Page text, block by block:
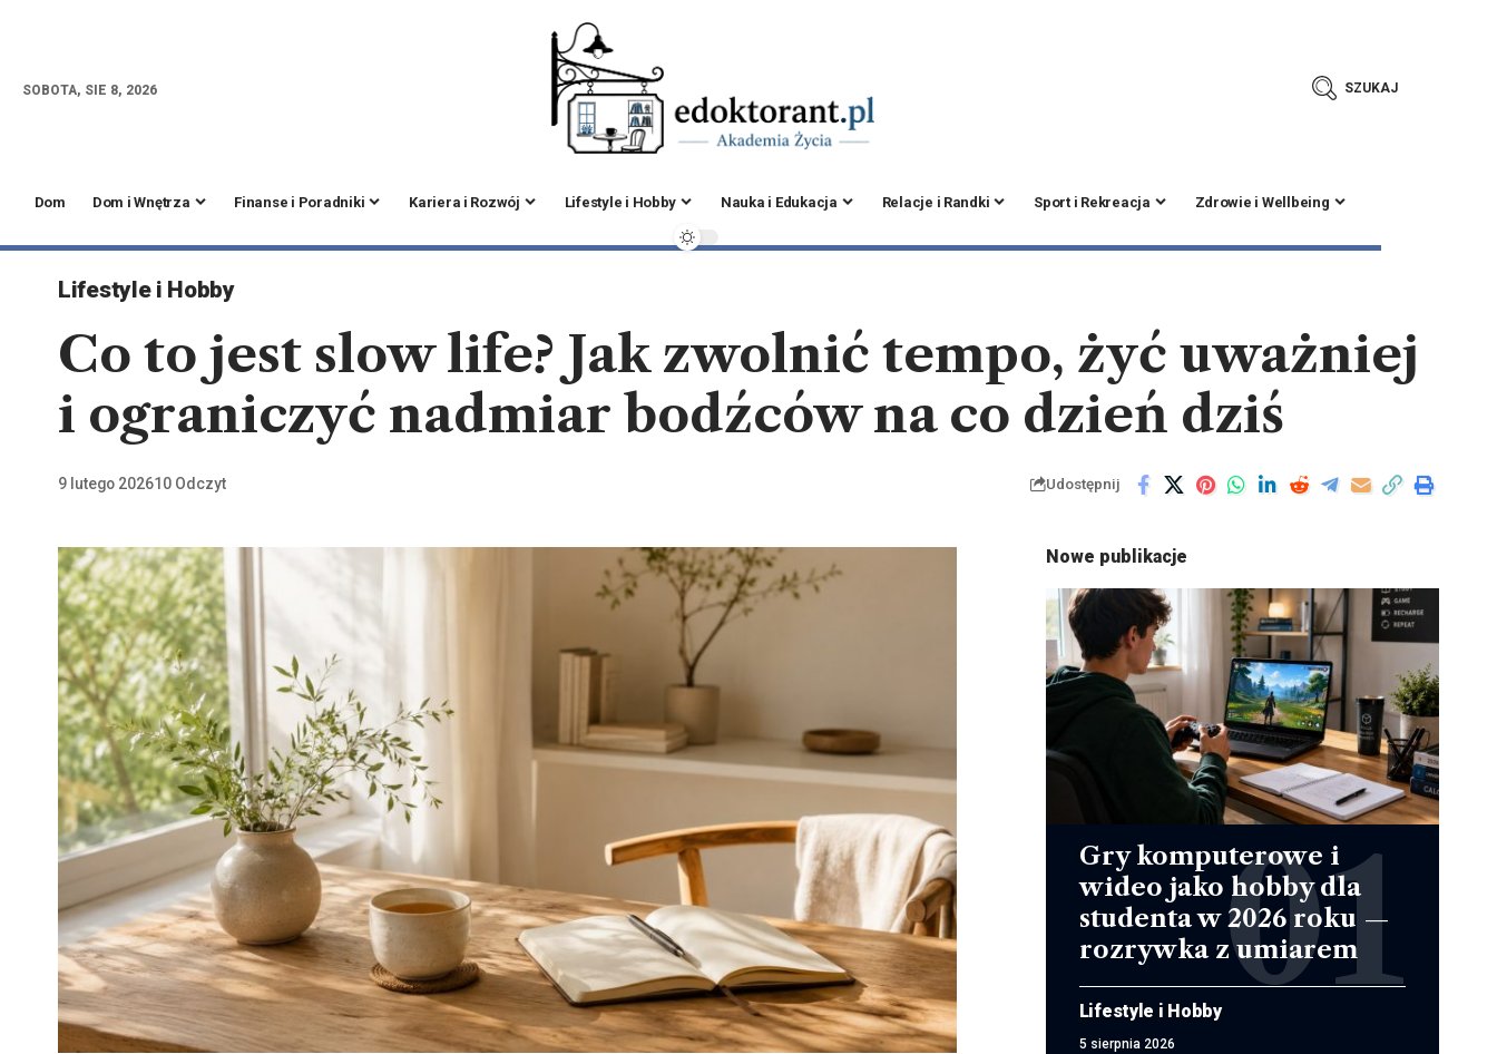
SOBOTA, SIE 8, 2026 SZUKAJ
Dom Dom i Wnętrza Finanse i Poradniki Kariera i Rozwój Lifestyle i Hobby Nauka i Edukacja Relacje i Randki Sport i Rekreacja Zdrowie i Wellbeing
Lifestyle i Hobby
Co to jest slow life? Jak zwolnić tempo, żyć uważniej
i ograniczyć nadmiar bodźców na co dzień dziś
9 lutego 202610 Odczyt Udostępnij
Nowe publikacje
Gry komputerowe i
wideo jako hobby dla
studenta w 2026 roku —
rozrywka z umiarem
Lifestyle i Hobby
5 sierpnia 2026